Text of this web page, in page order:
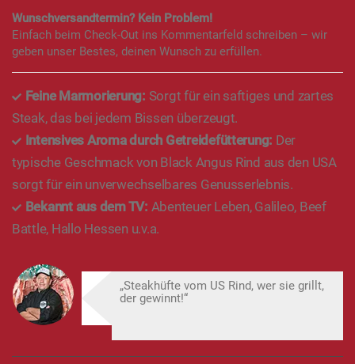
Wunschversandtermin? Kein Problem!
Einfach beim Check-Out ins Kommentarfeld schreiben – wir
geben unser Bestes, deinen Wunsch zu erfüllen.
Feine Marmorierung: Sorgt für ein saftiges und zartes
Steak, das bei jedem Bissen überzeugt.
Intensives Aroma durch Getreidefütterung: Der
typische Geschmack von Black Angus Rind aus den USA
sorgt für ein unverwechselbares Genusserlebnis.
Bekannt aus dem TV: Abenteuer Leben, Galileo, Beef
Battle, Hallo Hessen u.v.a.
„Steakhüfte vom US Rind, wer sie grillt,
der gewinnt!“